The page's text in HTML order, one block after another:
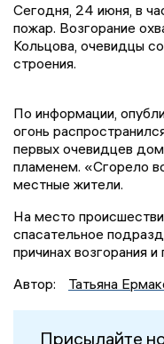
Сегодня, 24 июня, в
пожар. Возгорание
Кольцова, очевидцы
строения.
По информации,
огонь
первых очевидцев
пламенем. «Сгорело
местные жители.
На место
спасательное
причинах возгорания
Автор:
Татьяна
Присылайте